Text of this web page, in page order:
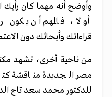
وأوضح أنه مهما كان
أو لا ، فالمهم أن
قراءاتك وأبحاثك دون
من ناحية أخرى، تشهد
مصر الجديدة مناقشة
للدكتور محمد سعد تاج